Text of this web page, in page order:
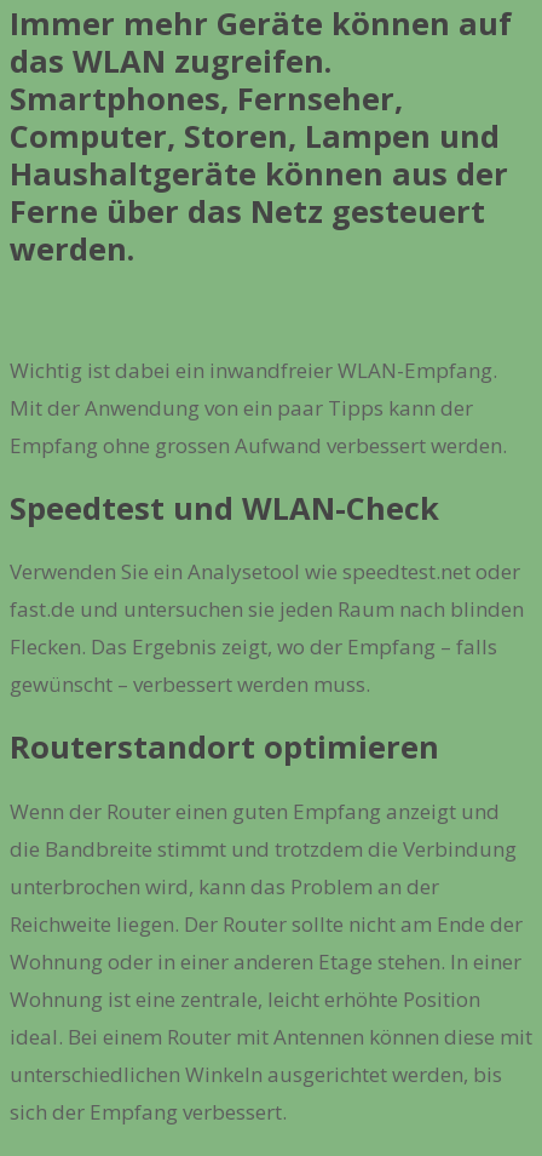
Immer mehr Geräte können auf
das WLAN zugreifen.
Smartphones, Fernseher,
Computer, Storen, Lampen und
Haushaltgeräte können aus der
Ferne über das Netz gesteuert
werden.
Wichtig ist dabei ein inwandfreier WLAN-Empfang.
Mit der Anwendung von ein paar Tipps kann der
Empfang ohne grossen Aufwand verbessert werden.
Speedtest und WLAN-Check
Verwenden Sie ein Analysetool wie speedtest.net oder
fast.de und untersuchen sie jeden Raum nach blinden
Flecken. Das Ergebnis zeigt, wo der Empfang – falls
gewünscht – verbessert werden muss.
Routerstandort optimieren
Wenn der Router einen guten Empfang anzeigt und
die Bandbreite stimmt und trotzdem die Verbindung
unterbrochen wird, kann das Problem an der
Reichweite liegen. Der Router sollte nicht am Ende der
Wohnung oder in einer anderen Etage stehen. In einer
Wohnung ist eine zentrale, leicht erhöhte Position
ideal. Bei einem Router mit Antennen können diese mit
unterschiedlichen Winkeln ausgerichtet werden, bis
sich der Empfang verbessert.